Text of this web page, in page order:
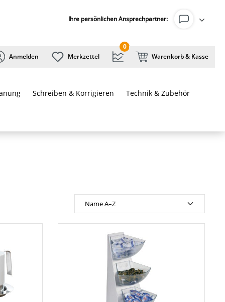
Ihre persönlichen Ansprechpartner:
Anmelden Merkzettel
0
Warenkorb & Kasse
Schreiben & Korrigieren Technik & Zubehör